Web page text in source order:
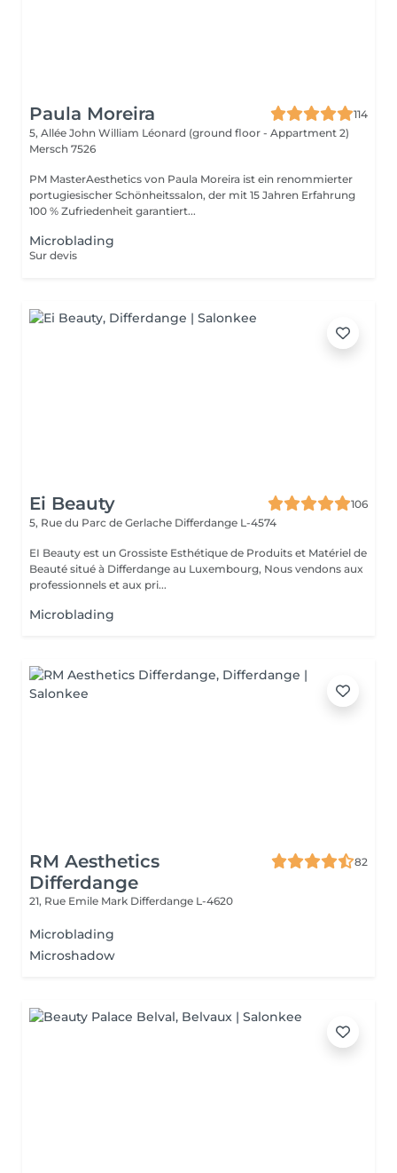
Paula Moreira
114
5, Allée John William Léonard (ground floor - Appartment 2)
Mersch 7526
PM MasterAesthetics von Paula Moreira ist ein renommierter
portugiesischer Schönheitssalon, der mit 15 Jahren Erfahrung
100 % Zufriedenheit garantiert...
Microblading
Sur devis
Ei Beauty
106
5, Rue du Parc de Gerlache Differdange L-4574
EI Beauty est un Grossiste Esthétique de Produits et Matériel de
Beauté situé à Differdange au Luxembourg, Nous vendons aux
professionnels et aux pri...
Microblading
RM Aesthetics
Differdange
82
21, Rue Emile Mark Differdange L-4620
Microblading
Microshadow